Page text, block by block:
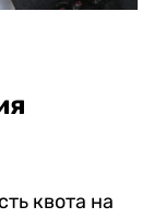
квота на